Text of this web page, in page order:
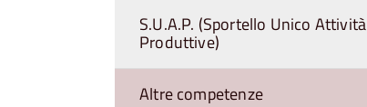
S.U.A.P. (Sportello Unico Attività
Produttive)
Altre competenze